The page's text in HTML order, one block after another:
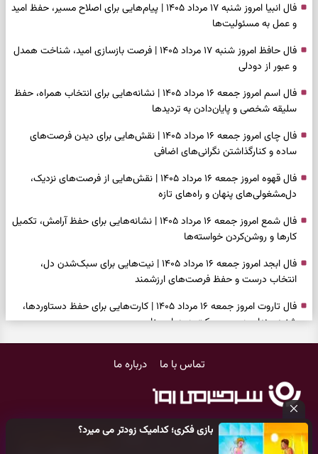
بازی فکری؛ کدامیک زودتر می میرد؟
فال انبیا امروز شنبه ۱۷ مرداد ۱۴۰۵ | پیام‌هایی برای اصلاح مسیر، حفظ امید
و عمل به مسئولیت‌ها
فال حافظ امروز شنبه ۱۷ مرداد ۱۴۰۵ | فرصت بازسازی امید، شناخت همدل
و عبور از دودلی
فال اسم امروز جمعه ۱۶ مرداد ۱۴۰۵ | نشانه‌هایی برای انتخاب همراه، حفظ
سلیقه شخصی و پایان‌دادن به تردیدها
فال چای امروز جمعه ۱۶ مرداد ۱۴۰۵ | نقش‌هایی برای دیدن فرصت‌های
ساده و کنارگذاشتن نگرانی‌های اضافی
فال قهوه امروز جمعه ۱۶ مرداد ۱۴۰۵ | نقش‌هایی از فرصت‌های نزدیک،
دل‌مشغولی‌های پنهان و راه‌های تازه
فال شمع امروز جمعه ۱۶ مرداد ۱۴۰۵ | نشانه‌هایی برای حفظ آرامش، تکمیل
کارها و روشن‌کردن خواسته‌ها
فال ابجد امروز جمعه ۱۶ مرداد ۱۴۰۵ | نیت‌هایی برای سبک‌شدن دل،
انتخاب درست و حفظ فرصت‌های ارزشمند
فال تاروت امروز جمعه ۱۶ مرداد ۱۴۰۵ | کارت‌هایی برای حفظ دستاوردها،
شنیدن ندای درون و حرکت در زمان مناسب
دیدن ارزش مسیرهای آرام
وقتی همه راه‌ها بسته شد، این دعای گشایش را بخوانید؛ ذکر معتبر برای
آسان شدن فوری کارهای سخت
فال فرشتگان امروز جمعه ۱۶ مرداد ۱۴۰۵ | پیام‌هایی برای آرام‌کردن ذهن و
نگه‌داشتن چیزهای ارزشمند
تماس با ما درباره ما
کلیه حقوق مادی و معنوی این سایت متعلق بهپایگاه خبری سرگرمی روز